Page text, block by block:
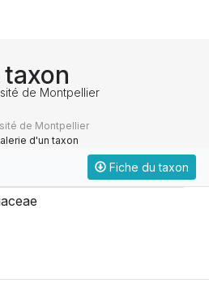
de Montpellier
de Montpellier
d'un taxon
Fiche du taxon